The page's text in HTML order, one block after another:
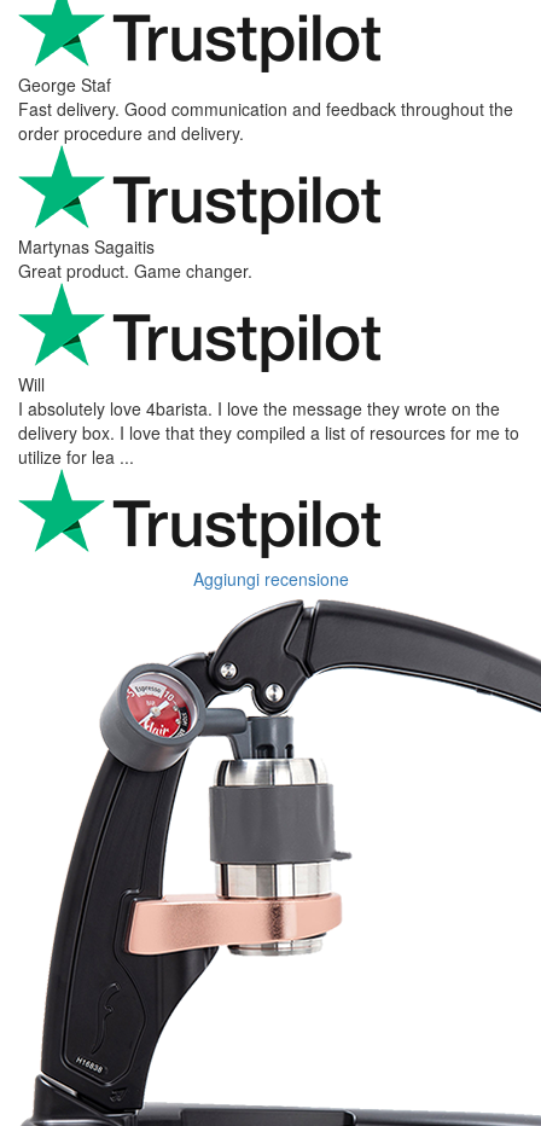
Victor M.
Very professional, fast shipping, will buy again
Ihor Zlobin
Fantastisk upplevelse från början till slut. Snabb leverans, mycket
bra kommunikation och produkter av hög kvalitet. Allt kom
välpackat och i perf ...
George Staf
Fast delivery. Good communication and feedback throughout the
order procedure and delivery.
Great product. Game changer.
I absolutely love 4barista. I love the message they wrote on the
delivery box. I love that they compiled a list of resources for me to
utilize for lea ...
Aggiungi recensione